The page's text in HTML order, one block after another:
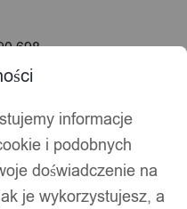
698
0,00 zł
informacje
i podobnych
doświadczenie na
je wykorzystujesz, a